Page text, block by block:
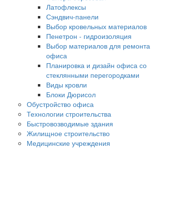
Латофлексы
Сэндвич-панели
Выбор кровельных материалов
Пенетрон - гидроизоляция
Выбор материалов для ремонта
офиса
Планировка и дизайн офиса со
стеклянными перегородками
Виды кровли
Блоки Дюрисол
Обустройство офиса
Технологии строительства
Быстровозводимые здания
Жилищное строительство
Медицинские учреждения